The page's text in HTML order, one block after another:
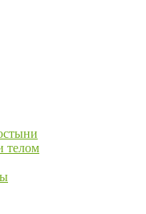
телом